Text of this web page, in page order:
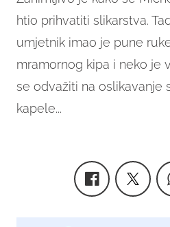
htio prihvatiti slikarstva.
umjetnik imao je pune
mramornog kipa i neko je
se odvažiti na oslikavanje
kapele...